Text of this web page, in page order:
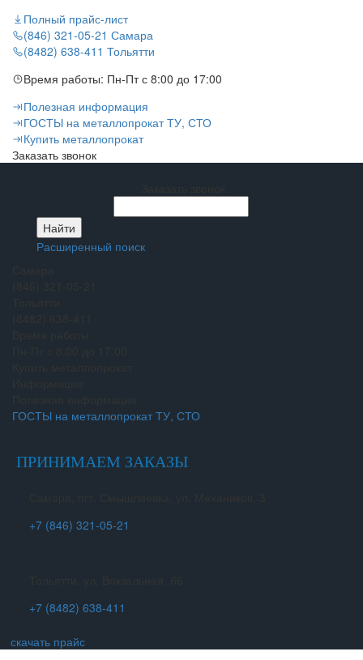
Полный прайс-лист
(846) 321-05-21 Самара
(8482) 638-411 Тольятти
Время работы: Пн-Пт с 8:00 до 17:00
Полезная информация
ГОСТЫ на металлопрокат ТУ, СТО
Купить металлопрокат
Заказать звонок
Расширенный поиск
ГОСТЫ на металлопрокат ТУ, СТО
ПРИНИМАЕМ ЗАКАЗЫ
+7 (846) 321-05-21
+7 (8482) 638-411
скачать прайс